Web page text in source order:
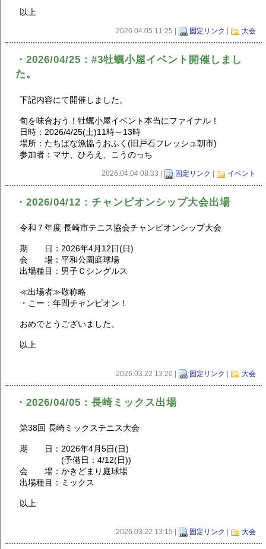
以上
2026.04.05 11:25 | 固定リンク 大会
・2026/04/25：#3牡蠣小屋イベント開催しまし
た。
下記内容にて開催しました。
旬を味合おう！牡蠣小屋イベント本当にファイナル！
日時：2026/4/25(土)11時～13時
場所：たちばな漁協うおふく(旧戸石フレッシュ朝市)
参加者：マサ、ひろえ、こうのっち
2026.04.04 08:33 | 固定リンク イベント
・2026/04/12：チャンピオンシップ大会出場
令和７年度 長崎市テニス協会チャンピオンシップ大会
期 日：2026年4月12日(日)
会 場：平和公園庭球場
出場種目：男子Ｃシングルス
≪出場者≫敬称略
・こー：年間チャンピオン！
おめでとうございました。
以上
2026.03.22 13:20 | 固定リンク | 大会
・2026/04/05：長崎ミックス出場
第38回 長崎ミックステニス大会
期 日：2026年4月5日(日)
(予備日：4/12(日))
会 場：かきどまり庭球場
出場種目：ミックス
以上
2026.03.22 13:15 | 固定リンク 大会